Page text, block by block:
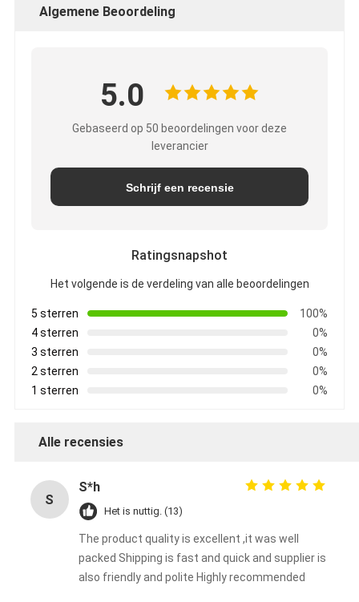
Algemene Beoordeling
5.0
Gebaseerd op 50 beoordelingen voor deze
leverancier
Schrijf een recensie
Ratingsnapshot
Het volgende is de verdeling van alle beoordelingen
5 sterren
100%
4 sterren
0%
3 sterren
0%
2 sterren
0%
1 sterren
0%
Alle recensies
S
S*h
Het is nuttig. (13)
The product quality is excellent ,it was well
packed Shipping is fast and quick and supplier is
also friendly and polite Highly recommended